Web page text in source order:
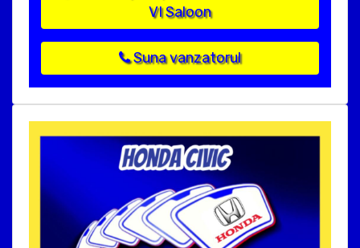
VI Saloon
Suna vanzatorul